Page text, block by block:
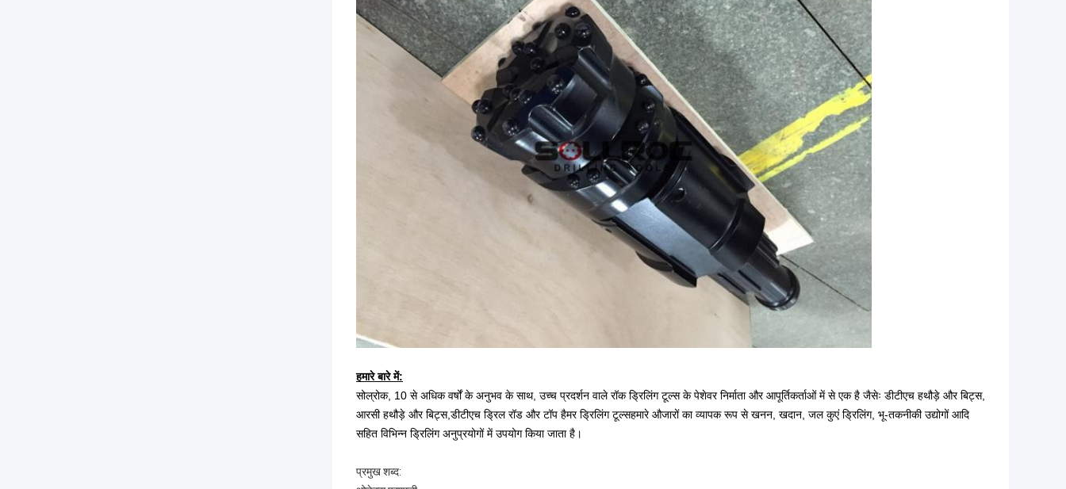
हमारे बारे में:
सोल्रोक, 10 से अधिक वर्षों के अनुभव के साथ, उच्च प्रदर्शन वाले रॉक ड्रिलिंग टूल्स के पेशेवर निर्माता और आपूर्तिकर्ताओं में से एक है जैसेः डीटीएच हथौड़े और बिट्स,
आरसी हथौड़े और बिट्स,डीटीएच ड्रिल रॉड और टॉप हैमर ड्रिलिंग टूल्सहमारे औजारों का व्यापक रूप से खनन, खदान, जल कुएं ड्रिलिंग, भू-तकनीकी उद्योगों आदि
सहित विभिन्न ड्रिलिंग अनुप्रयोगों में उपयोग किया जाता है।
प्रमुख शब्द: